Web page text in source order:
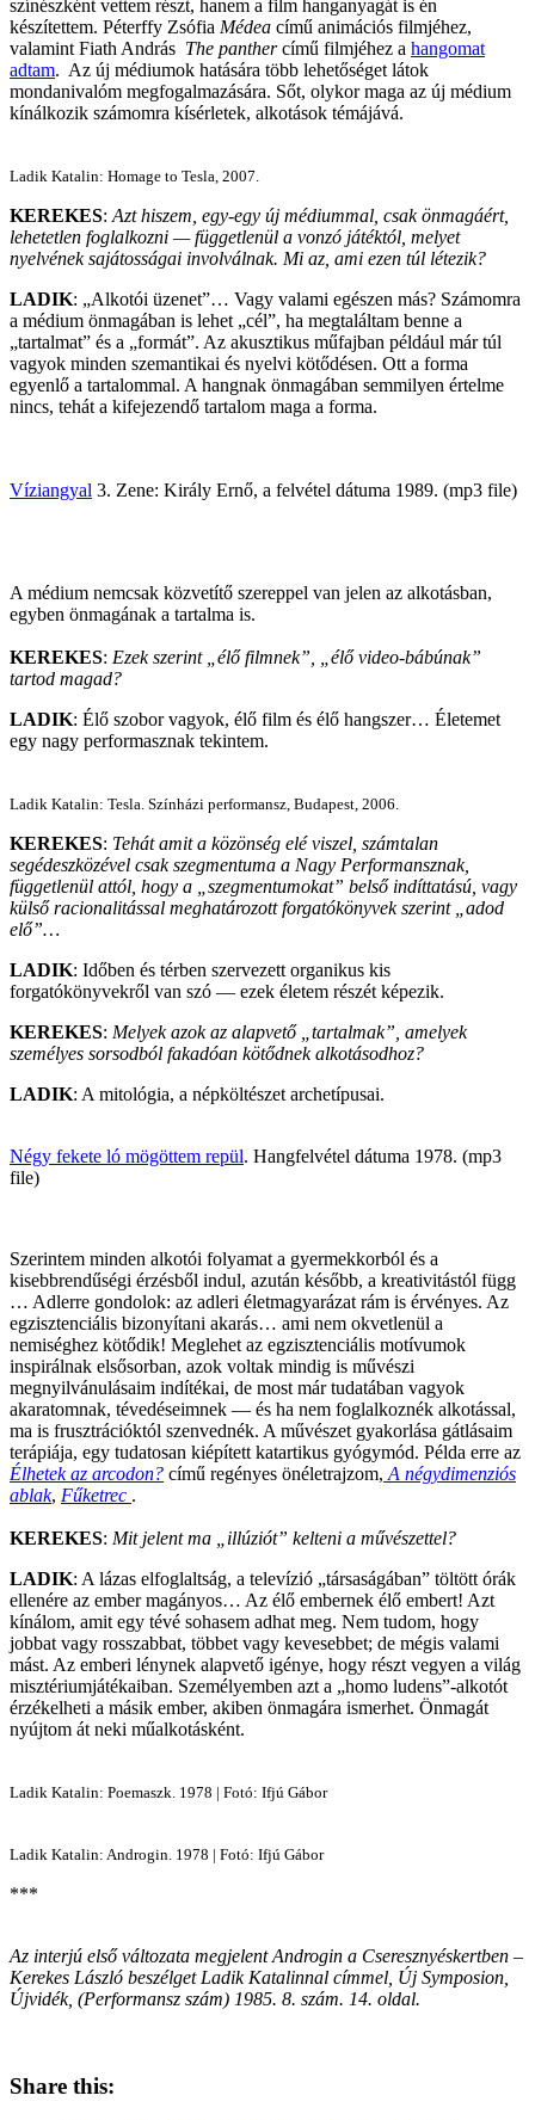
színészként vettem részt, hanem a film hanganyagát is én
készítettem. Péterffy Zsófia Médea című animációs filmjéhez,
valamint Fiath András The panthercímű filmjéhez a hangomat
adtam. Az új médiumok hatására több lehetőséget látok
mondanivalóm megfogalmazására. Sőt, olykor maga az új médium
kínálkozik számomra kísérletek, alkotások témájává.
Ladik Katalin: Homage to Tesla, 2007.
KEREKES: Azt hiszem, egy-egy új médiummal, csak önmagáért,
lehetetlen foglalkozni — függetlenül a vonzó játéktól, melyet
nyelvének sajátosságai involválnak. Mi az, ami ezen túl létezik?
LADIK: „Alkotói üzenet”… Vagy valami egészen más? Számomra
a médium önmagában is lehet „cél”, ha megtaláltam benne a
„tartalmat” és a „formát”. Az akusztikus műfajban például már túl
vagyok minden szemantikai és nyelvi kötődésen. Ott a forma
egyenlő a tartalommal. A hangnak önmagában semmilyen értelme
nincs, tehát a kifejezendő tartalom maga a forma.
Víziangyal 3. Zene: Király Ernő, a felvétel dátuma 1989. (mp3 file)
A médium nemcsak közvetítő szereppel van jelen az alkotásban,
egyben önmagának a tartalma is.
KEREKES: Ezek szerint „élő filmnek”, „élő video-bábúnak”
tartod magad?
LADIK: Élő szobor vagyok, élő film és élő hangszer… Életemet
egy nagy performasznak tekintem.
Ladik Katalin: Tesla. Színházi performansz, Budapest, 2006.
KEREKES: Tehát amit a közönség elé viszel, számtalan
segédeszközével csak szegmentuma a Nagy Performansznak,
függetlenül attól, hogy a „szegmentumokat” belső indíttatású, vagy
külső racionalitással meghatározott forgatókönyvek szerint „adod
elő”…
LADIK: Időben és térben szervezett organikus kis
forgatókönyvekről van szó — ezek életem részét képezik.
KEREKES: Melyek azok az alapvető „tartalmak”, amelyek
személyes sorsodból fakadóan kötődnek alkotásodhoz?
LADIK: A mitológia, a népköltészet archetípusai.
Négy fekete ló mögöttem repül. Hangfelvétel dátuma 1978. (mp3
file)
Szerintem minden alkotói folyamat a gyermekkorból és a
kisebbrendűségi érzésből indul, azután később, a kreativitástól függ
… Adlerre gondolok: az adleri életmagyarázat rám is érvényes. Az
egzisztenciális bizonyítani akarás… ami nem okvetlenül a
nemiséghez kötődik! Meglehet az egzisztenciális motívumok
inspirálnak elsősorban, azok voltak mindig is művészi
megnyilvánulásaim indítékai, de most már tudatában vagyok
akaratomnak, tévedéseimnek — és ha nem foglalkoznék alkotással,
ma is frusztrációktól szenvednék. A művészet gyakorlása gátlásaim
terápiája, egy tudatosan kiépített katartikus gyógymód. Példa erre az
Élhetek az arcodon? című regényes önéletrajzom, A négydimenziós
ablak, Fűketrec .
KEREKES: Mit jelent ma „illúziót” kelteni a művészettel?
LADIK: A lázas elfoglaltság, a televízió „társaságában” töltött órák
ellenére az ember magányos… Az élő embernek élő embert! Azt
kínálom, amit egy tévé sohasem adhat meg. Nem tudom, hogy
jobbat vagy rosszabbat, többet vagy kevesebbet; de mégis valami
mást. Az emberi lénynek alapvető igénye, hogy részt vegyen a világ
misztériumjátékaiban. Személyemben azt a „homo ludens”-alkotót
érzékelheti a másik ember, akiben önmagára ismerhet. Önmagát
nyújtom át neki műalkotásként.
Ladik Katalin: Poemaszk. 1978 | Fotó: Ifjú Gábor
Ladik Katalin: Androgin. 1978 | Fotó: Ifjú Gábor
***
Az interjú első változata megjelent Androgin a Cseresznyéskertben –
Kerekes László beszélget Ladik Katalinnal címmel, Új Symposion,
Újvidék, (Performansz szám) 1985. 8. szám. 14. oldal.
Share this: